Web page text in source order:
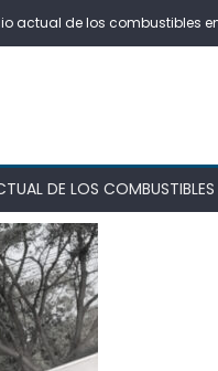
actual de los combustibles
DE LOS